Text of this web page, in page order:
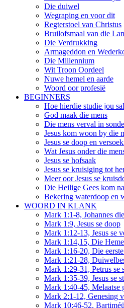
Die duiwel
Wegraping en voor dit
Regterstoel van Christus
Bruilofsmaal van die
Die Verdrukking
Armageddon en
Die Millennium
Wit Troon Oordeel
Nuwe hemel en aarde
Woord oor profesië
BEGINNERS
Hoe hierdie studie jou
God maak die mens
Die mens verval in sonde
Jesus kom woon by die
Jesus se doop en
Wat Jesus onder die
Jesus se hofsaak
Jesus se kruisiging tot
Meer oor Jesus se
Die Heilige Gees kom
Bekering waterdoop en
WOORD IN KLANK
Mark 1:1-8, Johannes
Mark 1:9, Jesus se doop
Mark 1:12-13, Jesus se
Mark 1:14,15, Die
Mark 1:16-20, Die
Mark 1:21-28,
Mark 1:29-31, Petrus se
Mark 1:35-39, Jesus se
Mark 1:40-45, Melaatse
Mark 2:1-12, Genesing
Mark 10:46-52,